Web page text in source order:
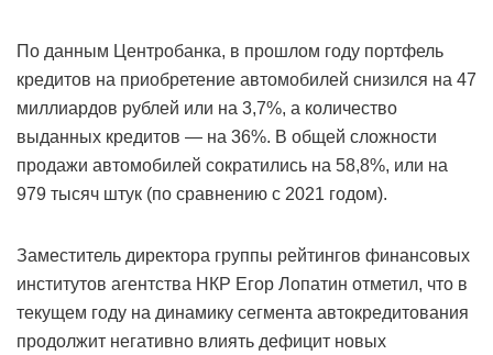
По данным Центробанка, в прошлом году портфель
кредитов на приобретение автомобилей снизился на 47
миллиардов рублей или на 3,7%, а количество
выданных кредитов — на 36%. В общей сложности
продажи автомобилей сократились на 58,8%, или на
979 тысяч штук (по сравнению с 2021 годом).
Заместитель директора группы рейтингов финансовых
институтов агентства НКР Егор Лопатин отметил, что в
текущем году на динамику сегмента автокредитования
продолжит негативно влиять дефицит новых